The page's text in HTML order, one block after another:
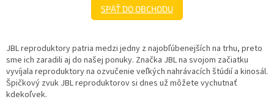
SPÄŤ DO OBCHODU
JBL reproduktory patria medzi jedny z najobľúbenejších na trhu, preto
sme ich zaradili aj do našej ponuky. Značka JBL na svojom začiatku
vyvíjala reproduktory na ozvučenie veľkých nahrávacích štúdií a kinosál.
Špičkový zvuk JBL reproduktorov si dnes už môžete vychutnať
kdekoľvek.